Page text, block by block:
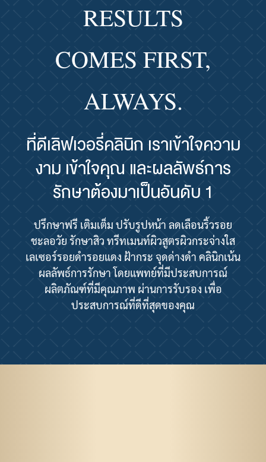
RESULTS
COMES FIRST,
ALWAYS.
ที่ดีเลิฟเวอรี่คลินิก เราเข้าใจความ
งาม เข้าใจคุณ และผลลัพธ์การ
รักษาต้องมาเป็นอันดับ 1
ปรึกษาฟรี เติมเต็ม ปรับรูปหน้า ลดเลือนริ้วรอย
ชะลอวัย รักษาสิว ทรีทเมนท์ผิวสูตรผิวกระจ่างใส
เลเซอร์รอยดำรอยแดง ฝ้ากระ จุดด่างดำ คลินิกเน้น
ผลลัพธ์การรักษา โดยแพทย์ที่มีประสบการณ์
ผลิตภัณฑ์ที่มีคุณภาพ ผ่านการรับรอง เพื่อ
ประสบการณ์ที่ดีที่สุดของคุณ